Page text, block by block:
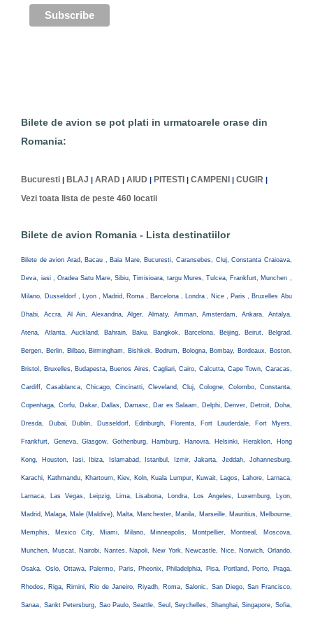
Bilete de avion se pot plati in urmatoarele orase din
Romania:
Bucuresti BLAJ |ARAD |AIUD PITESTI |CAMPENI |CUGIR
Vezi toata lista de peste 460 locatii
Bilete de avion Romania - Lista destinatiilor
Bilete de avion Arad, Bacau , Baia Mare, Bucuresti, Caransebes, Cluj, Constanta Craioava,
Deva, iasi , Oradea Satu Mare, Sibiu, Timisioara, targu Mures, Tulcea, Frankfurt, Munchen ,
Milano, Dusseldorf , Lyon , Madrid, Roma , Barcelona , Londra , Nice , Paris , Bruxelles Abu
Dhabi, Accra, Al Ain, Alexandria, Alger, Almaty, Amman, Amsterdam, Ankara, Antalya,
Atena, Atlanta, Auckland, Bahrain, Baku, Bangkok, Barcelona, Beijing, Beirut, Belgrad,
Bergen, Berlin, Bilbao, Birmingham, Bishkek, Bodrum, Bologna, Bombay, Bordeaux, Boston,
Bristol, Bruxelles, Budapesta, Buenos Aires, Cagliari, Cairo, Calcutta, Cape Town, Caracas,
Cardiff, Casablanca, Chicago, Cincinatti, Cleveland, Cluj, Cologne, Colombo, Constanta,
Copenhaga, Corfu, Dakar, Dallas, Damasc, Dar es Salaam, Delphi, Denver, Detroit, Doha,
Dresda, Dubai, Dublin, Dusseldorf, Edinburgh, Florenta, Fort Lauderdale, Fort Myers,
Frankfurt, Geneva, Glasgow, Gothenburg, Hamburg, Hanovra, Helsinki, Heraklion, Hong
Kong, Houston, Iasi, Ibiza, Islamabad, Istanbul, Izmir, Jakarta, Jeddah, Johannesburg,
Karachi, Kathmandu, Khartoum, Kiev, Koln, Kuala Lumpur, Kuwait, Lagos, Lahore, Larnaca,
Larnaca, Las Vegas, Leipzig, Lima, Lisabona, Londra, Los Angeles, Luxemburg, Lyon,
Madrid, Malaga, Male (Maldive), Malta, Manchester, Manila, Marseille, Mauritius, Melbourne,
Memphis, Mexico City, Miami, Milano, Minneapolis, Montpellier, Montreal, Moscova,
Munchen, Muscat, Nairobi, Nantes, Napoli, New York, Newcastle, Nice, Norwich, Orlando,
Osaka, Oslo, Ottawa, Palermo, Paris, Pheonix, Philadelphia, Pisa, Portland, Porto, Praga,
Rhodos, Riga, Rimini, Rio de Janeiro, Riyadh, Roma, Salonic, San Diego, San Francisco,
Sanaa, Sankt Petersburg, Sao Paulo, Seattle, Seul, Seychelles, Shanghai, Singapore, Sofia,